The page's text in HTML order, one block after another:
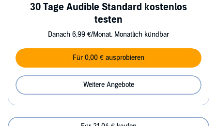
30 Tage Audible Standard kostenlos
testen
Danach 6,99 €/Monat. Monatlich kündbar
Für 0,00 € ausprobieren
Weitere Angebote